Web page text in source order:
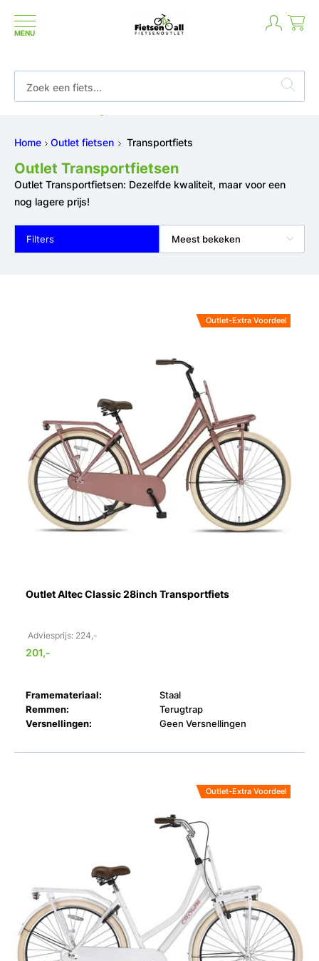
MENU
Home Outlet fietsen Transportfiets
Outlet Transportfietsen
Outlet Transportfietsen: Dezelfde kwaliteit, maar voor een
nog lagere prijs!
Filters Meest bekeken
Outlet-Extra Voordeel
Outlet Altec Classic 28inch Transportfiets
Adviesprijs: 224,-
201,-
Framemateriaal:
Staal
Remmen:
Terugtrap
Versnellingen:
Geen Versnellingen
Outlet-Extra Voordeel